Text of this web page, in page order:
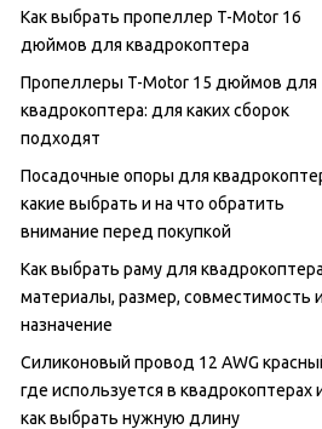
Как выбрать пропеллер T-Motor 16
дюймов для квадрокоптера
Пропеллеры T-Motor 15 дюймов для
квадрокоптера: для каких сборок
подходят
Посадочные опоры для
какие выбрать и на что обратить
внимание перед покупкой
Как выбрать раму для
материалы, размер, совместимость и
назначение
Силиконовый провод 12 AWG
где используется в квадрокоптерах
как выбрать нужную длину